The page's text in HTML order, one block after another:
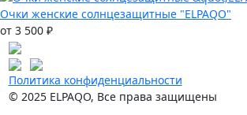
Очки женские солнцезащитные "ELPAQO"
от 3 500 ₽
Политика конфиденциальности
© 2025 ELPAQO, Все права защищены